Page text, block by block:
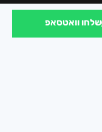
שלחו וואטסאפ